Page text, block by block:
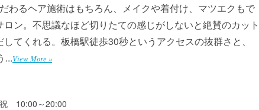
わるヘア施術はもちろん、メイクや着付け、マツエクもで
ン。不思議なほど切りたての感じがしないと絶賛のカット
てくれる。板橋駅徒歩30秒というアクセスの抜群さと、
...View More »
10:00～20:00